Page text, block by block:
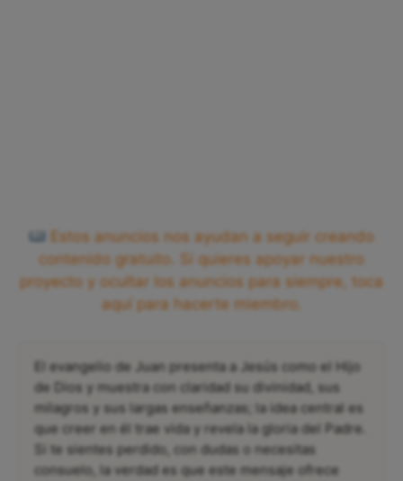
Estos anuncios nos ayudan a seguir creando
contenido gratuito. Si quieres apoyar nuestro
proyecto y ocultar los anuncios para siempre, toca
aquí para hacerte miembro.
El evangelio de Juan presenta a Jesús como el Hijo
de Dios y muestra con claridad su divinidad, sus
milagros y sus largas enseñanzas; la idea central es
que creer en él trae vida y revela la gloria del Padre.
Si te sientes perdido, con dudas o necesitas
consuelo, la verdad es que este mensaje ofrece